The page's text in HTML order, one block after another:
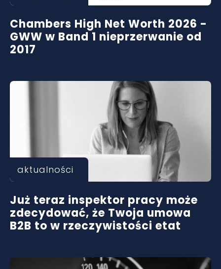
Chambers High Net Worth 2026 -
GWW w Band 1 nieprzerwanie od
2017
aktualności
Już teraz inspektor pracy może
zdecydować, że Twoja umowa
B2B to w rzeczywistości etat